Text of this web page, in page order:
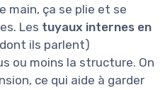
main, ça se plie et se
Les tuyaux internes en
ils parlent)
ou moins la structure. On
ce qui aide à garder